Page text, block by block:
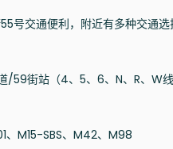
号交通便利，附近有多种交通选
/59街站（4、5、6、N、R、W线
、M15-SBS、M42、M98